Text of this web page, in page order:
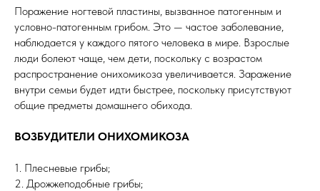
Поражение ногтевой пластины, вызванное патогенным и
условно-патогенным грибом. Это — частое заболевание,
наблюдается у каждого пятого человека в мире. Взрослые
люди болеют чаще, чем дети, поскольку с возрастом
распространение онихомикоза увеличивается. Заражение
внутри семьи будет идти быстрее, поскольку присутствуют
общие предметы домашнего обихода.
ВОЗБУДИТЕЛИ ОНИХОМИКОЗА
1. Плесневые грибы;
2. Дрожжеподобные грибы;